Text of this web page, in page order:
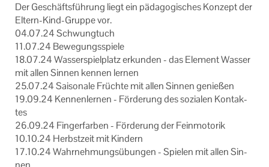
Der Ge­schäfts­füh­rung liegt ein päd­ago­gi­sches Kon­zept der
Eltern-​Kind-Gruppe vor.
04.07.24 Schwung­tuch
11.07.24 Be­we­gungs­spie­le
18.07.24 Was­ser­spiel­platz er­kun­den - das Ele­ment Was­ser
mit allen Sin­nen ken­nen ler­nen
25.07.24 Sai­so­na­le Früch­te mit allen Sin­nen ge­nie­ßen
19.09.24 Ken­nen­ler­nen - För­de­rung des so­zia­len Kon­tak­
tes
26.09.24 Fin­ger­far­ben - För­de­rung der Fein­mo­to­rik
10.10.24 Herbst­zeit mit Kin­dern
17.10.24 Wahr­neh­mungs­übun­gen - Spie­len mit allen Sin­
Impressum
Datenschutzerklärung